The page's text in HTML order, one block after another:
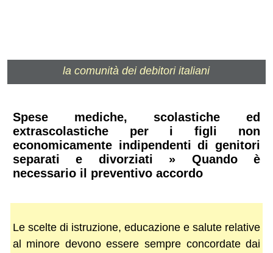
la comunità dei debitori italiani
Spese mediche, scolastiche ed
extrascolastiche per i figli non
economicamente indipendenti di genitori
separati e divorziati » Quando è
necessario il preventivo accordo
Le scelte di istruzione, educazione e salute relative
al minore devono essere sempre concordate dai